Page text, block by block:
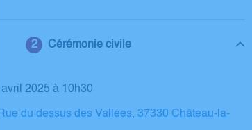
Cérémonie civile
avril 2025 à 10h30
du dessus des Vallées, 37330 Château-la-